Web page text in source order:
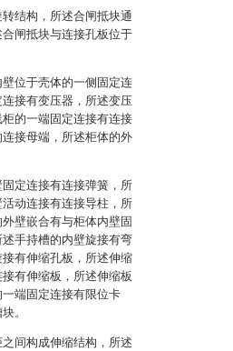
结构，所述合闸抵块通
闸抵块与连接孔板位于
位于壳体的一侧固定连
接有变压器，所述变压
的一端固定连接有连接
接母端，所述柜体的外
定连接有连接弹簧，所
动连接有连接导柱，所
壁嵌合有与柜体内壁固
手持槽的内壁旋接有弯
有伸缩孔板，所述伸缩
有伸缩板，所述伸缩板
端固定连接有限位卡
。
间构成伸缩结构，所述